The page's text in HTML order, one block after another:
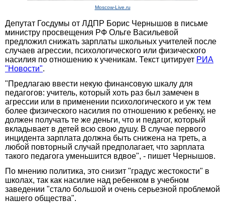
Moscow-Live.ru
Депутат Госдумы от ЛДПР Борис Чернышов в письме
министру просвещения РФ Ольге Васильевой
предложил снижать зарплаты школьных учителей после
случаев агрессии, психологического или физического
насилия по отношению к ученикам. Текст цитирует РИА
"Новости".
"Предлагаю ввести некую финансовую шкалу для
педагогов: учитель, который хоть раз был замечен в
агрессии или в применении психологического и уж тем
более физического насилия по отношению к ребенку, не
должен получать те же деньги, что и педагог, который
вкладывает в детей всю свою душу. В случае первого
инцидента зарплата должна быть снижена на треть, а
любой повторный случай предполагает, что зарплата
такого педагога уменьшится вдвое", - пишет Чернышов.
По мнению политика, это снизит "градус жестокости" в
школах, так как насилие над ребенком в учебном
заведении "стало большой и очень серьезной проблемой
нашего общества".